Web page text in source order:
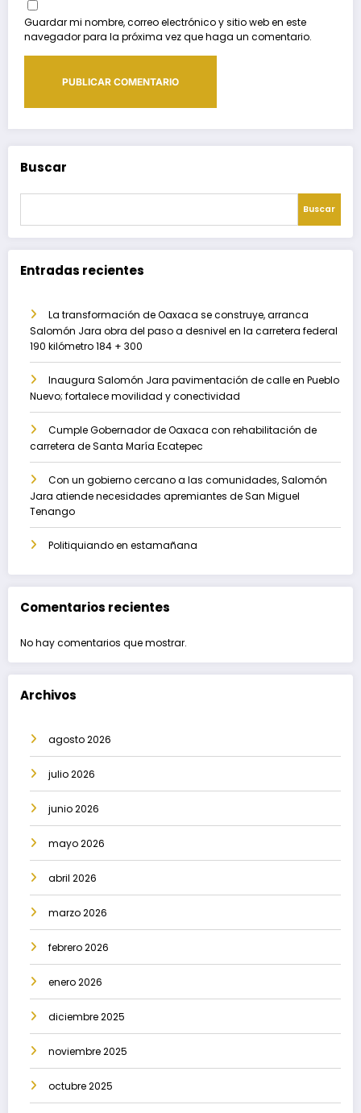
Guardar mi nombre, correo electrónico y sitio web en este
navegador para la próxima vez que haga un comentario.
Buscar
Buscar
Entradas recientes
La transformación de Oaxaca se construye, arranca
Salomón Jara obra del paso a desnivel en la carretera federal
190 kilómetro 184 + 300
Inaugura Salomón Jara pavimentación de calle en Pueblo
Nuevo; fortalece movilidad y conectividad
Cumple Gobernador de Oaxaca con rehabilitación de
carretera de Santa María Ecatepec
Con un gobierno cercano a las comunidades, Salomón
Jara atiende necesidades apremiantes de San Miguel
Tenango
Politiquiando en estamañana
Comentarios recientes
No hay comentarios que mostrar.
Archivos
agosto 2026
julio 2026
junio 2026
mayo 2026
abril 2026
marzo 2026
febrero 2026
enero 2026
diciembre 2025
noviembre 2025
octubre 2025